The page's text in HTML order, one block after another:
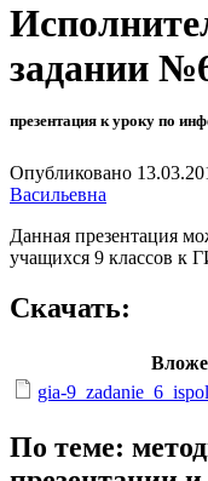
задании
презентация к уроку по
Опубликовано
Васильевна
Данная презентация
учащихся 9 классов к
Скачать:
gia-
По теме: